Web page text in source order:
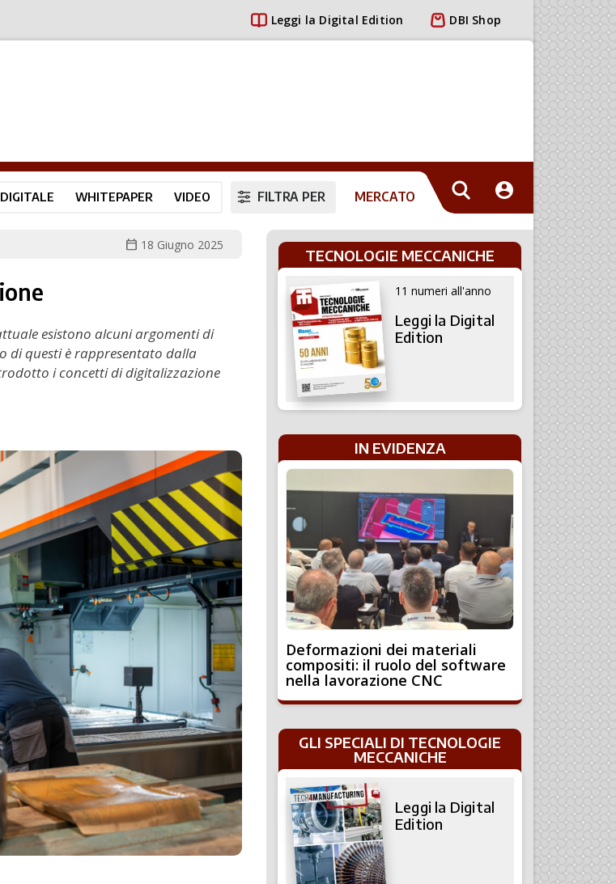
Leggi la Digital Edition DBI Shop
WHITEPAPER VIDEO FILTRA PER MERCATO
calendar_today 18 Giugno 2025
esistono alcuni argomenti di
di questi è rappresentato dalla
i concetti di digitalizzazione
TECNOLOGIE MECCANICHE
11 numeri all'anno
Leggi la Digital
Edition
IN EVIDENZA
Deformazioni dei materiali
compositi: il ruolo del software
nella lavorazione CNC
GLI SPECIALI DI TECNOLOGIE
MECCANICHE
Leggi la Digital
Edition